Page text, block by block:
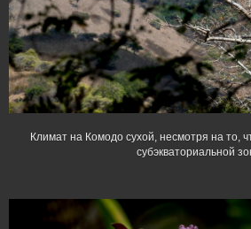
Климат на Комодо сухой, несмотря на то,
субэкваториальной